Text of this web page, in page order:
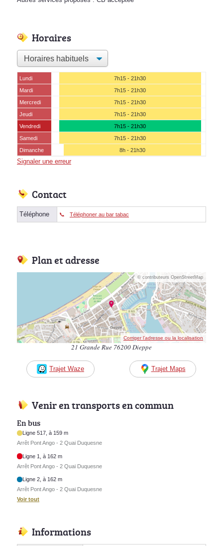
Horaires
Lundi
7h15 - 21h30
Mardi
7h15 - 21h30
Mercredi
7h15 - 21h30
Jeudi
7h15 - 21h30
Vendredi
7h15 - 21h30
Samedi
7h15 - 21h30
Dimanche
8h - 21h30
Signaler une erreur
Contact
Téléphone Téléphoner au bar tabac
Plan et adresse
© contributeurs OpenStreetMap
Corriger l’adresse ou la localisation
21 Grande Rue 76200 Dieppe
Trajet Waze Trajet Maps
Venir en transports en commun
En bus
Ligne 517, à 159 m
Arrêt Pont Ango - 2 Quai Duquesne
Ligne 1, à 162 m
Arrêt Pont Ango - 2 Quai Duquesne
Ligne 2, à 162 m
Arrêt Pont Ango - 2 Quai Duquesne
Voir tout
Informations